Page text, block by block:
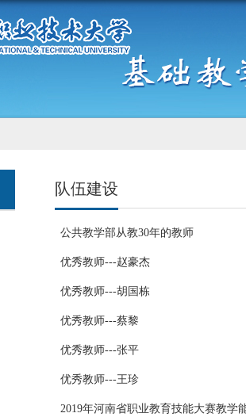
队伍建设
公共教学部从教30年的教师
优秀教师---赵豪杰
优秀教师---胡国栋
优秀教师---蔡黎
优秀教师---张平
优秀教师---王珍
2019年河南省职业教育技能大赛教学